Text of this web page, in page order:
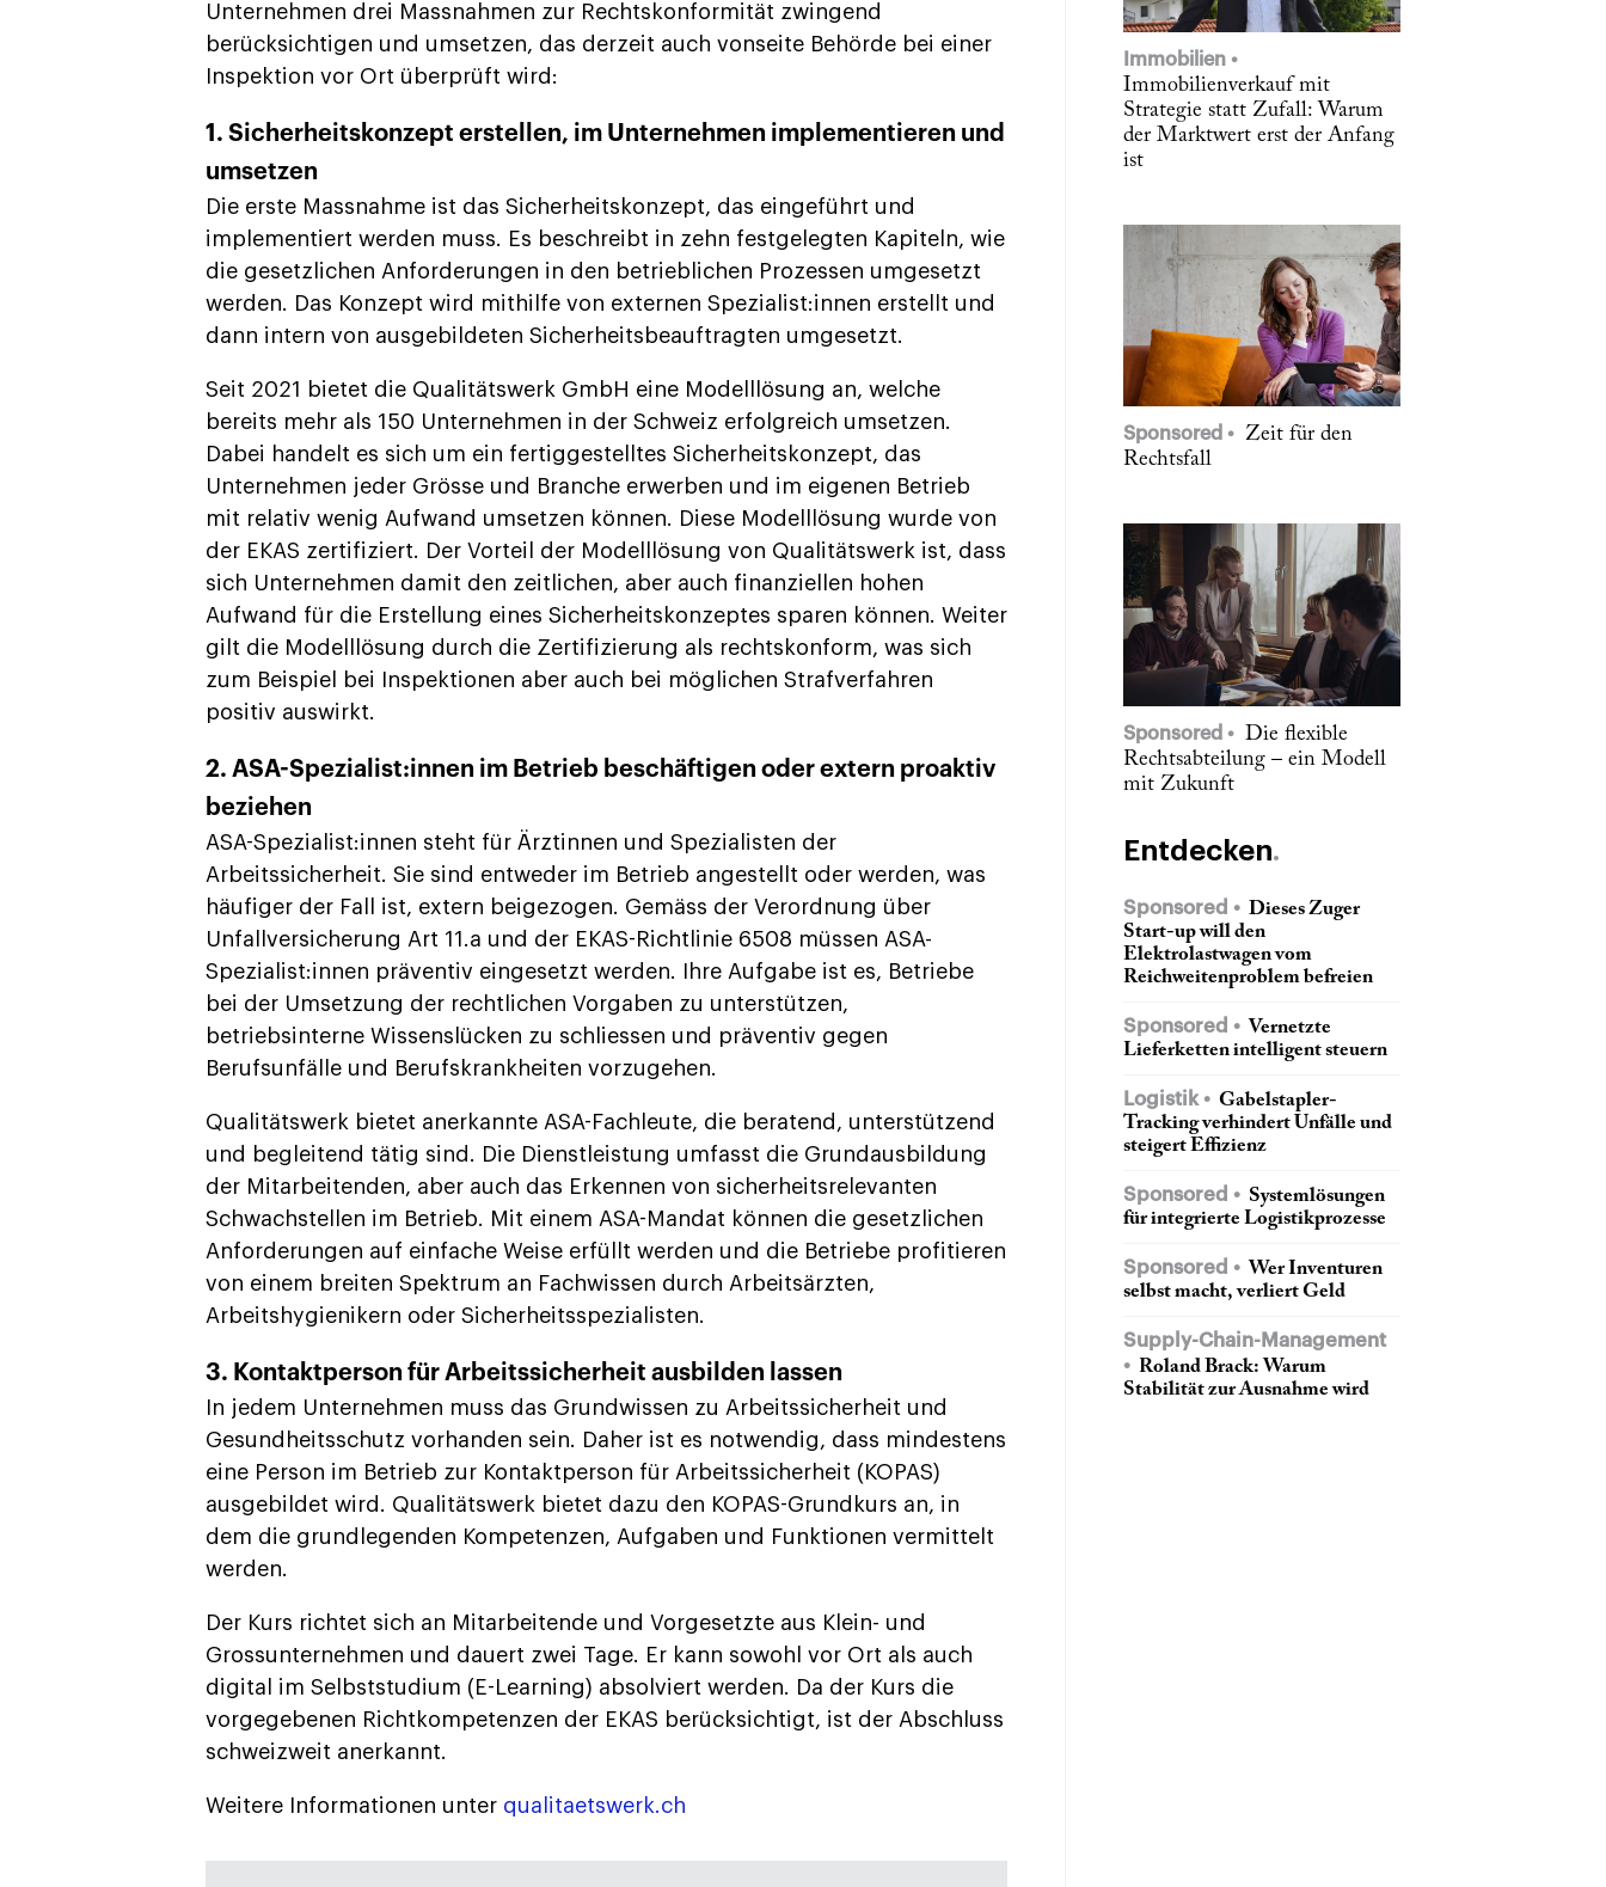
Unternehmen drei Massnahmen zur Rechtskonformität zwingend
berücksichtigen und umsetzen, das derzeit auch vonseite Behörde bei einer
Inspektion vor Ort überprüft wird:
1. Sicherheitskonzept erstellen, im Unternehmen implementieren und
umsetzen
Die erste Massnahme ist das Sicherheitskonzept, das eingeführt und
implementiert werden muss. Es beschreibt in zehn festgelegten Kapiteln, wie
die gesetzlichen Anforderungen in den betrieblichen Prozessen umgesetzt
werden. Das Konzept wird mithilfe von externen Spezialist:innen erstellt und
dann intern von ausgebildeten Sicherheitsbeauftragten umgesetzt.
Seit 2021 bietet die Qualitätswerk GmbH eine Modelllösung an, welche
bereits mehr als 150 Unternehmen in der Schweiz erfolgreich umsetzen.
Dabei handelt es sich um ein fertiggestelltes Sicherheitskonzept, das
Unternehmen jeder Grösse und Branche erwerben und im eigenen Betrieb
mit relativ wenig Aufwand umsetzen können. Diese Modelllösung wurde von
der EKAS zertifiziert. Der Vorteil der Modelllösung von Qualitätswerk ist, dass
sich Unternehmen damit den zeitlichen, aber auch finanziellen hohen
Aufwand für die Erstellung eines Sicherheitskonzeptes sparen können. Weiter
gilt die Modelllösung durch die Zertifizierung als rechtskonform, was sich
zum Beispiel bei Inspektionen aber auch bei möglichen Strafverfahren
positiv auswirkt.
2. ASA-Spezialist:innen im Betrieb beschäftigen oder extern proaktiv
beziehen
ASA-Spezialist:innen steht für Ärztinnen und Spezialisten der
Arbeitssicherheit. Sie sind entweder im Betrieb angestellt oder werden, was
häufiger der Fall ist, extern beigezogen. Gemäss der Verordnung über
Unfallversicherung Art 11.a und der EKAS-Richtlinie 6508 müssen ASA-
Spezialist:innen präventiv eingesetzt werden. Ihre Aufgabe ist es, Betriebe
bei der Umsetzung der rechtlichen Vorgaben zu unterstützen,
betriebsinterne Wissenslücken zu schliessen und präventiv gegen
Berufsunfälle und Berufskrankheiten vorzugehen.
Qualitätswerk bietet anerkannte ASA-Fachleute, die beratend, unterstützend
und begleitend tätig sind. Die Dienstleistung umfasst die Grundausbildung
der Mitarbeitenden, aber auch das Erkennen von sicherheitsrelevanten
Schwachstellen im Betrieb. Mit einem ASA-Mandat können die gesetzlichen
Anforderungen auf einfache Weise erfüllt werden und die Betriebe profitieren
von einem breiten Spektrum an Fachwissen durch Arbeitsärzten,
Arbeitshygienikern oder Sicherheitsspezialisten.
3. Kontaktperson für Arbeitssicherheit ausbilden lassen
In jedem Unternehmen muss das Grundwissen zu Arbeitssicherheit und
Gesundheitsschutz vorhanden sein. Daher ist es notwendig, dass mindestens
eine Person im Betrieb zur Kontaktperson für Arbeitssicherheit (KOPAS)
ausgebildet wird. Qualitätswerk bietet dazu den KOPAS-Grundkurs an, in
dem die grundlegenden Kompetenzen, Aufgaben und Funktionen vermittelt
werden.
Der Kurs richtet sich an Mitarbeitende und Vorgesetzte aus Klein- und
Grossunternehmen und dauert zwei Tage. Er kann sowohl vor Ort als auch
digital im Selbststudium (E-Learning) absolviert werden. Da der Kurs die
vorgegebenen Richtkompetenzen der EKAS berücksichtigt, ist der Abschluss
schweizweit anerkannt.
Weitere Informationen unter qualitaetswerk.ch
Immobilien
Immobilienverkauf mit
Strategie statt Zufall: Warum
der Marktwert erst der Anfang
ist
Sponsored
Zeit für den
Rechtsfall
Sponsored
Die flexible
Rechtsabteilung – ein Modell
mit Zukunft
Entdecken
Sponsored
Dieses Zuger
Start-up will den
Elektrolastwagen vom
Reichweitenproblem befreien
Sponsored
Vernetzte
Lieferketten intelligent steuern
Logistik
Gabelstapler-
Tracking verhindert Unfälle und
steigert Effizienz
Sponsored
Systemlösungen
für integrierte Logistikprozesse
Sponsored
Wer Inventuren
selbst macht, verliert Geld
Supply-Chain-Management
Roland Brack: Warum
Stabilität zur Ausnahme wird